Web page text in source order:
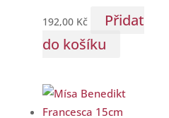
192,00 Kč
Přidat
do košíku